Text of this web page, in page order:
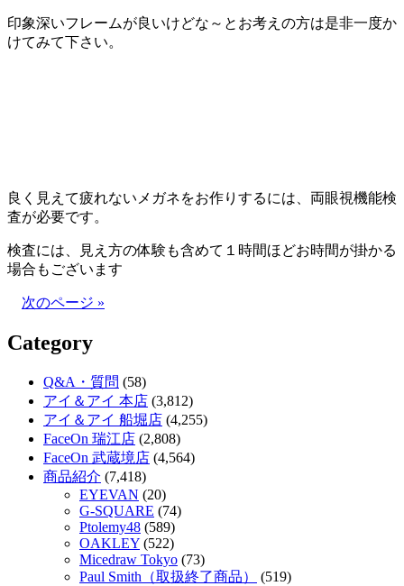
印象深いフレームが良いけどな～とお考えの方は是非一度か
けてみて下さい。
良く見えて疲れないメガネをお作りするには、両眼視機能検
査が必要です。
検査には、見え方の体験も含めて１時間ほどお時間が掛かる
場合もございます
次のページ »
Category
Q&A・質問 (58)
アイ＆アイ 本店 (3,812)
アイ＆アイ 船堀店 (4,255)
FaceOn 瑞江店 (2,808)
FaceOn 武蔵境店 (4,564)
商品紹介 (7,418)
EYEVAN (20)
G-SQUARE (74)
Ptolemy48 (589)
OAKLEY (522)
Micedraw Tokyo (73)
Paul Smith（取扱終了商品）
(519)